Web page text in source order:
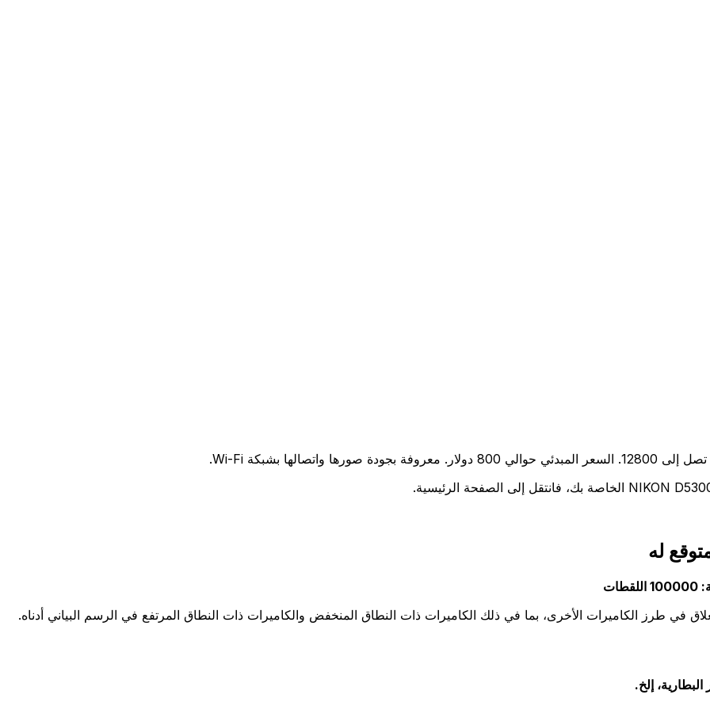
في طرز الكاميرات الأخرى، بما في ذلك الكاميرات ذات النطاق المنخفض والكاميرات ذات النطاق المرتفع في الرسم البياني أدناه.